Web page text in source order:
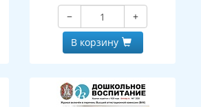
−
+
В корзину